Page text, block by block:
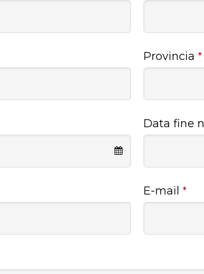
Provincia *
Data fine
E-mail *